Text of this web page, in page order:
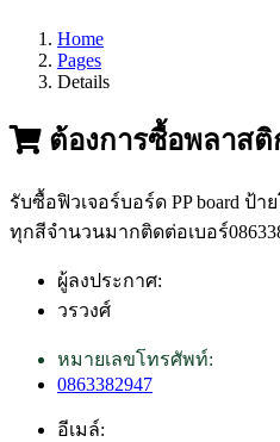
Home
Pages
Details
ต้องการซื้อพลาสติ
รับซื้อฟิวเจอร์บอร์ด PP board ป้
ทุกสีจำนวนมากติดต่อเบอร์
ผู้ลงประกาศ:
วรวงศ์
หมายเลขโทรศัพท์:
0863382947
อีเมล์: